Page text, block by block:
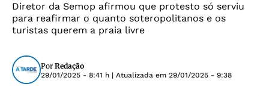
Diretor da Semop afirmou que protesto só serviu
para reafirmar o quanto soteropolitanos e os
turistas querem a praia livre
Por Redação
29/01/2025 - 8:41 h | Atualizada em 29/01/2025 - 9:38